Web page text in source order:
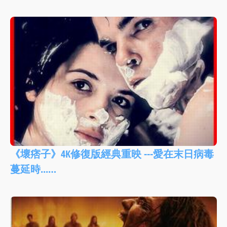
《壞痞子》4K修復版經典重映 ---愛在末日病毒
蔓延時...…